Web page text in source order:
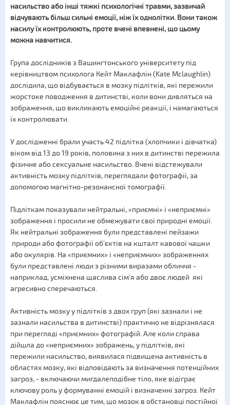
насильство або інші тяжкі психологічні травми, зазвичай
відчувають більш сильні емоції, ніж їх однолітки. Вони також
насилу їх контролюють, проте вчені впевнені, що цьому
можна навчитися.
Група дослідників з Вашингтонського університету під
керівництвом психолога Кейт Маклафлін (Kate Mclaughlin)
дослідила, що відбувається в мозку підлітків, які пережили
жорстоке поводження в дитинстві, коли вони дивляться на
зображення, що викликають емоційні реакції, і намагаються
їх контролювати.
У дослідженні брали участь 42 підлітка (хлопчики і дівчатка)
віком від 13 до 19 років, половина з них в дитинстві пережила
фізичне або сексуальне насильство. Вчені відстежували
активність мозку підлітків, переглядали фотографії, за
допомогою магнітно-резонансної томографії.
Підліткам показували нейтральні, «приємні» і «неприємні»
зображення і просили не обмежувати свої природні емоції.
Як нейтральні зображення були представлені пейзажи
природи або фотографії об'єктів на кшталт кавової чашки
або окулярів. На «приємних» і «неприємних» зображеннях
були представлені люди з різними виразами обличчя -
наприклад, усміхнена щаслива сім'я або двоє людей які
агресивно сперечаються.
Активність мозку у підлітків з двох груп (які зазнали і не
зазнали насильства в дитинстві) практично не відрізнялася
при перегляді «приємних» фотографій. Але коли справа
дійшла до «неприємних» зображень, у підлітків, які
пережили насильство, виявилася підвищена активність в
областях мозку, які відповідають за визначення потенційних
загроз, - включаючи мигдалеподібне тіло, яке відіграє
ключову роль у формуванні емоцій і визначенні загроз. Кейт
Маклафлін пояснює це тим, що мозок в обстановці постійної